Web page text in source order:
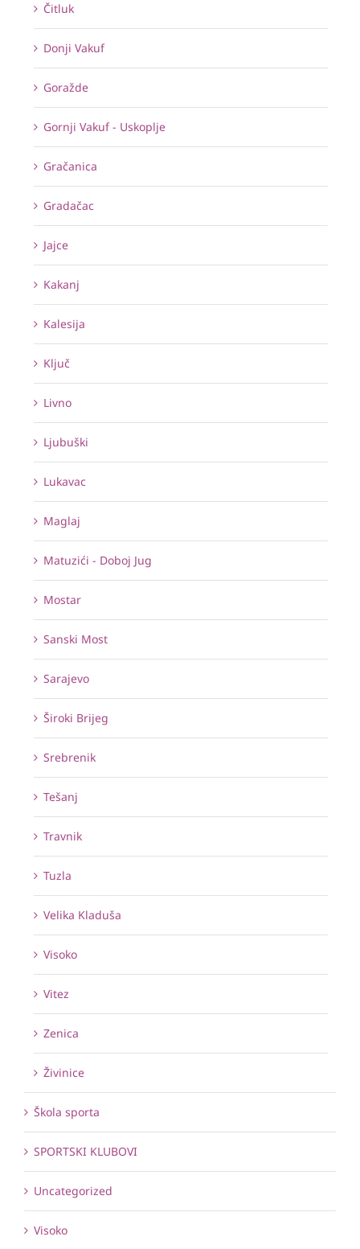
Čitluk
Donji Vakuf
Goražde
Gornji Vakuf - Uskoplje
Gračanica
Gradačac
Jajce
Kakanj
Kalesija
Ključ
Livno
Ljubuški
Lukavac
Maglaj
Matuzići - Doboj Jug
Mostar
Sanski Most
Sarajevo
Široki Brijeg
Srebrenik
Tešanj
Travnik
Tuzla
Velika Kladuša
Visoko
Vitez
Zenica
Živinice
Škola sporta
SPORTSKI KLUBOVI
Uncategorized
Visoko